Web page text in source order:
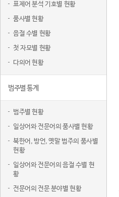
표제어 분석 기호별 현황
품사별 현황
음절 수별 현황
첫 자모별 현황
다의어 현황
범주별 통계
범주별 현황
일상어와 전문어의 품사별 현황
북한어, 방언, 옛말 범주의 품사별
현황
일상어와 전문어의 음절 수별 현
황
전문어의 전문 분야별 현황